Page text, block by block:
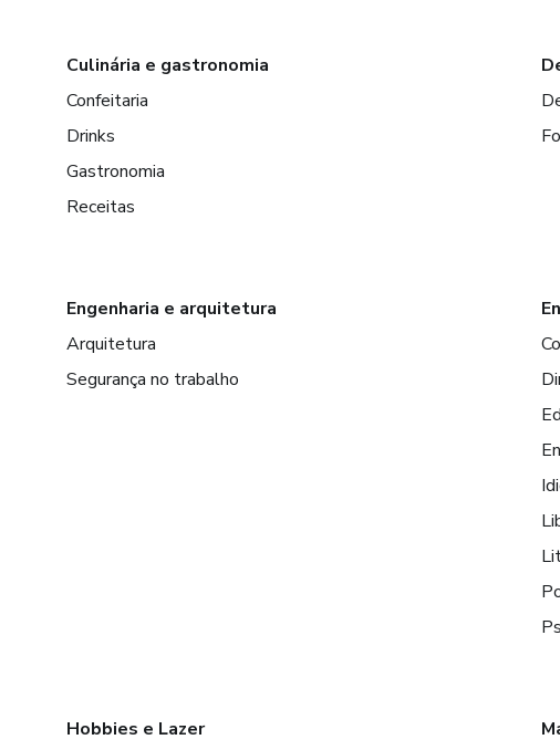
Culinária e gastronomia
Confeitaria
Drinks
Gastronomia
Receitas
Engenharia e arquitetura
Arquitetura
Segurança no trabalho
Hobbies e Lazer